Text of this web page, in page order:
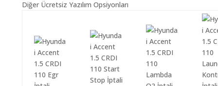
Diğer Ücretsiz Yazılım Opsiyonları